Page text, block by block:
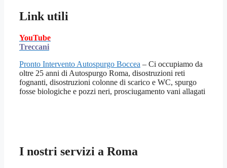
Link utili
YouTube
Treccani
Pronto Intervento Autospurgo Boccea – Ci occupiamo da
oltre 25 anni di Autospurgo Roma, disostruzioni reti
fognanti, disostruzioni colonne di scarico e WC, spurgo
fosse biologiche e pozzi neri, prosciugamento vani allagati
I nostri servizi a Roma